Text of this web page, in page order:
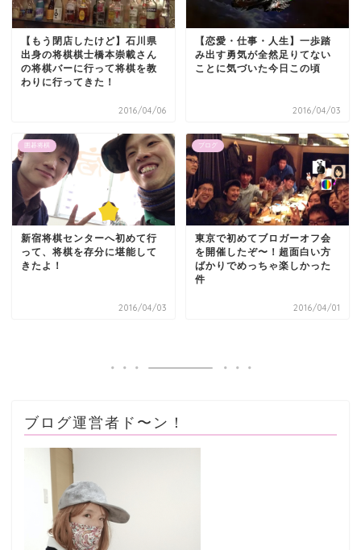
【もう閉店したけど】石川県
出身の将棋棋士橋本崇載さん
の将棋バーに行って将棋を教
わりに行ってきた！
2016/04/06
【恋愛・仕事・人生】一歩踏
み出す勇気が全然足りてない
ことに気づいた今日この頃
2016/04/03
囲碁将棋
新宿将棋センターへ初めて行
って、将棋を存分に堪能して
きたよ！
2016/04/03
ブログ
東京で初めてブロガーオフ会
を開催したぞ〜！超面白い方
ばかりでめっちゃ楽しかった
件
2016/04/01
ブログ運営者ド〜ン！